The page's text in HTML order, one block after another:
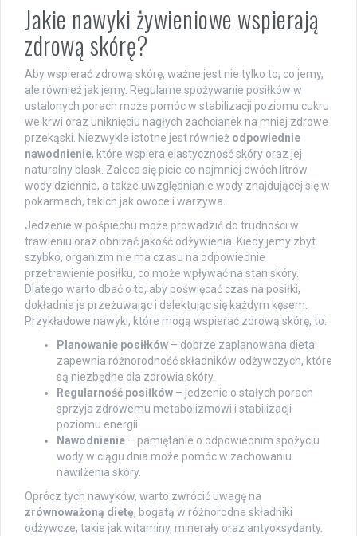
Jakie nawyki żywieniowe wspierają
zdrową skórę?
Aby wspierać zdrową skórę, ważne jest nie tylko to, co jemy,
ale również jak jemy. Regularne spożywanie posiłków w
ustalonych porach może pomóc w stabilizacji poziomu cukru
we krwi oraz uniknięciu nagłych zachcianek na mniej zdrowe
przekąski. Niezwykle istotne jest również odpowiednie
nawodnienie, które wspiera elastyczność skóry oraz jej
naturalny blask. Zaleca się picie co najmniej dwóch litrów
wody dziennie, a także uwzględnianie wody znajdującej się w
pokarmach, takich jak owoce i warzywa.
Jedzenie w pośpiechu może prowadzić do trudności w
trawieniu oraz obniżać jakość odżywienia. Kiedy jemy zbyt
szybko, organizm nie ma czasu na odpowiednie
przetrawienie posiłku, co może wpływać na stan skóry.
Dlatego warto dbać o to, aby poświęcać czas na posiłki,
dokładnie je przeżuwając i delektując się każdym kęsem.
Przykładowe nawyki, które mogą wspierać zdrową skórę, to:
Planowanie posiłków – dobrze zaplanowana dieta
zapewnia różnorodność składników odżywczych, które
są niezbędne dla zdrowia skóry.
Regularność posiłków – jedzenie o stałych porach
sprzyja zdrowemu metabolizmowi i stabilizacji
poziomu energii.
Nawodnienie – pamiętanie o odpowiednim spożyciu
wody w ciągu dnia może pomóc w zachowaniu
nawilżenia skóry.
Oprócz tych nawyków, warto zwrócić uwagę na
zrównoważoną dietę, bogatą w różnorodne składniki
odżywcze, takie jak witaminy, minerały oraz antyoksydanty.